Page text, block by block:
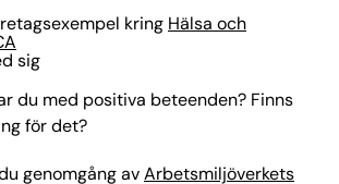
kring Hälsa och
sig
du med positiva beteenden? Finns
för det?
genomgång av Arbetsmiljöverkets